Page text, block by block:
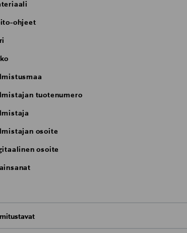
ohjeet
tuotenumero
osoite
osoite